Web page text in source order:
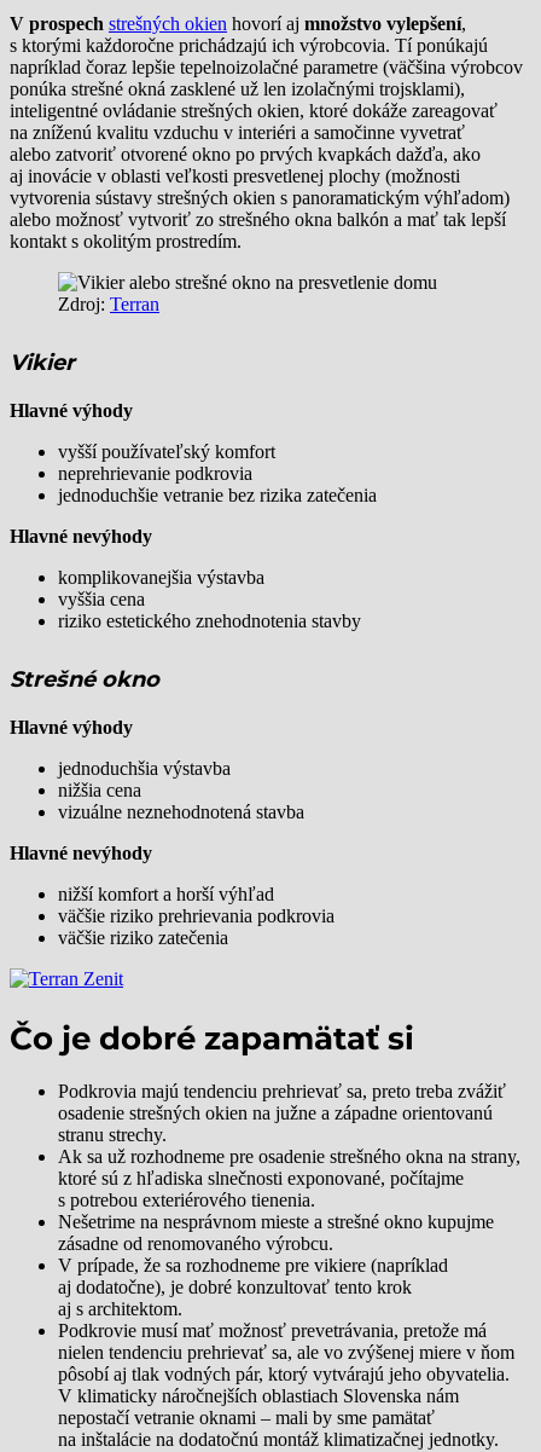
V prospech strešných okien hovorí aj množstvo vylepšení,
s ktorými každoročne prichádzajú ich výrobcovia. Tí ponúkajú
napríklad čoraz lepšie tepelnoizolačné parametre (väčšina výrobcov
ponúka strešné okná zasklené už len izolačnými trojsklami),
inteligentné ovládanie strešných okien, ktoré dokáže zareagovať
na zníženú kvalitu vzduchu v interiéri a samočinne vyvetrať
alebo zatvoriť otvorené okno po prvých kvapkách dažďa, ako
aj inovácie v oblasti veľkosti presvetlenej plochy (možnosti
vytvorenia sústavy strešných okien s panoramatickým výhľadom)
alebo možnosť vytvoriť zo strešného okna balkón a mať tak lepší
kontakt s okolitým prostredím.
Zdroj: Terran
Vikier
Hlavné výhody
vyšší používateľský komfort
neprehrievanie podkrovia
jednoduchšie vetranie bez rizika zatečenia
Hlavné nevýhody
komplikovanejšia výstavba
vyššia cena
riziko estetického znehodnotenia stavby
Strešné okno
Hlavné výhody
jednoduchšia výstavba
nižšia cena
vizuálne neznehodnotená stavba
Hlavné nevýhody
nižší komfort a horší výhľad
väčšie riziko prehrievania podkrovia
väčšie riziko zatečenia
Čo je dobré zapamätať si
Podkrovia majú tendenciu prehrievať sa, preto treba zvážiť
osadenie strešných okien na južne a západne orientovanú
stranu strechy.
Ak sa už rozhodneme pre osadenie strešného okna na strany,
ktoré sú z hľadiska slnečnosti exponované, počítajme
s potrebou exteriérového tienenia.
Nešetrime na nesprávnom mieste a strešné okno kupujme
zásadne od renomovaného výrobcu.
V prípade, že sa rozhodneme pre vikiere (napríklad
aj dodatočne), je dobré konzultovať tento krok
aj s architektom.
Podkrovie musí mať možnosť prevetrávania, pretože má
nielen tendenciu prehrievať sa, ale vo zvýšenej miere v ňom
pôsobí aj tlak vodných pár, ktorý vytvárajú jeho obyvatelia.
V klimaticky náročnejších oblastiach Slovenska nám
nepostačí vetranie oknami – mali by sme pamätať
na inštalácie na dodatočnú montáž klimatizačnej jednotky.